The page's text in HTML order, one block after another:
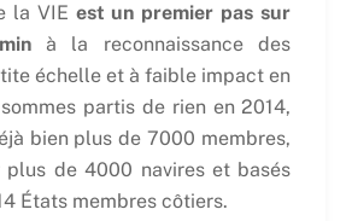
la VIE est un premier pas sur
à la reconnaissance des
échelle et à faible impact en
partis de rien en 2014,
bien plus de 7000 membres,
de 4000 navires et basés
États membres côtiers.